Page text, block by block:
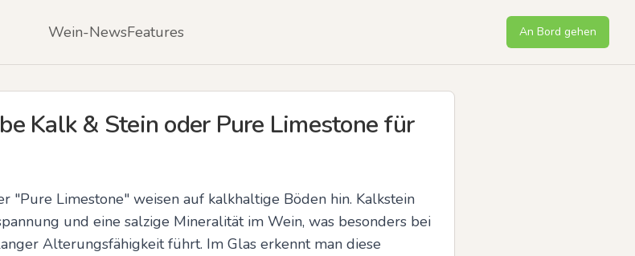
Wein-NewsFeatures An Bord gehen
Kalk & Stein oder Pure Limestone für
"Pure Limestone" weisen auf kalkhaltige Böden hin. Kalkstein
und eine salzige Mineralität im Wein, was besonders bei
Alterungsfähigkeit führt. Im Glas erkennt man diese